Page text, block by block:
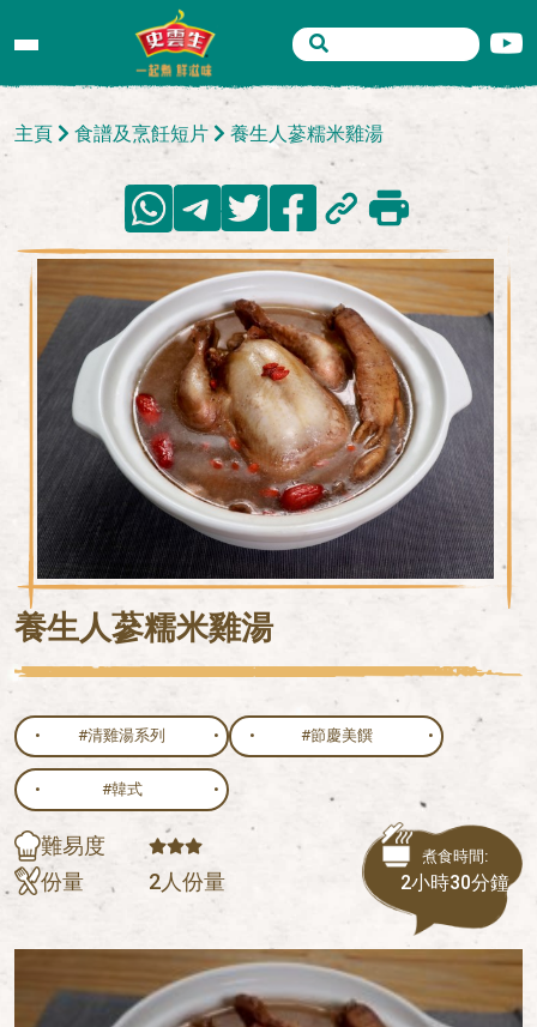
主頁 食譜及烹飪短片 養生人蔘糯米雞湯
養生人蔘糯米雞湯
#清雞湯系列 #節慶美饌
#韓式
難易度
份量
2人份量
煮食時間:
2小時30分鐘